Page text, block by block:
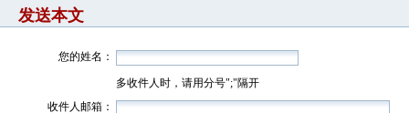
发送本文
您的姓名：
多收件人时，请用分号";"隔开
收件人邮箱：